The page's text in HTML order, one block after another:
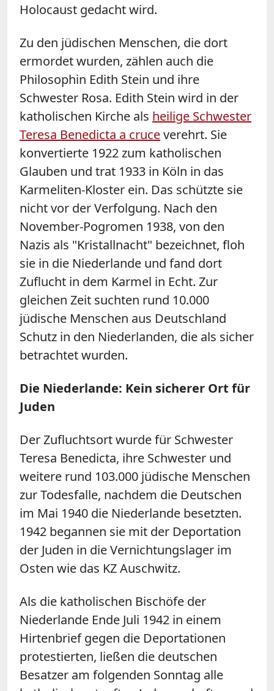
Holocaust gedacht wird.
Zu den jüdischen Menschen, die dort
ermordet wurden, zählen auch die
Philosophin Edith Stein und ihre
Schwester Rosa. Edith Stein wird in der
katholischen Kirche als heilige Schwester
Teresa Benedicta a cruceverehrt. Sie
konvertierte 1922 zum katholischen
Glauben und trat 1933 in Köln in das
Karmeliten-Kloster ein. Das schützte sie
nicht vor der Verfolgung. Nach den
November-Pogromen 1938, von den
Nazis als "Kristallnacht" bezeichnet, floh
sie in die Niederlande und fand dort
Zuflucht in dem Karmel in Echt. Zur
gleichen Zeit suchten rund 10.000
jüdische Menschen aus Deutschland
Schutz in den Niederlanden, die als sicher
betrachtet wurden.
Die Niederlande: Kein sicherer Ort für
Juden
Der Zufluchtsort wurde für Schwester
Teresa Benedicta, ihre Schwester und
weitere rund 103.000 jüdische Menschen
zur Todesfalle, nachdem die Deutschen
im Mai 1940 die Niederlande besetzten.
1942 begannen sie mit der Deportation
der Juden in die Vernichtungslager im
Osten wie das KZ Auschwitz.
Als die katholischen Bischöfe der
Niederlande Ende Juli 1942 in einem
Hirtenbrief gegen die Deportationen
protestierten, ließen die deutschen
Besatzer am folgenden Sonntag alle